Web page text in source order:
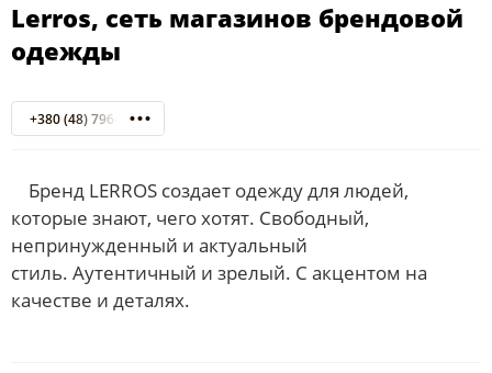
Lerros, сеть магазинов брендовой
одежды
+380 (48) 796-52-86
Бренд LERROS создает одежду для людей,
которые знают, чего хотят. Свободный,
непринужденный и актуальный
стиль. Аутентичный и зрелый. С акцентом на
качестве и деталях.